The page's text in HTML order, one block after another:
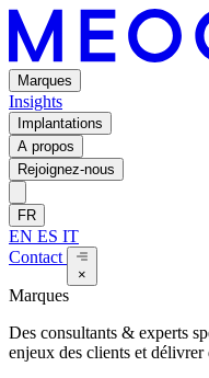
Marques
Insights
Implantations
A propos
Rejoignez-nous
FR
EN ES IT
Contact
×
Marques
Des consultants & experts
enjeux des clients et délivrer